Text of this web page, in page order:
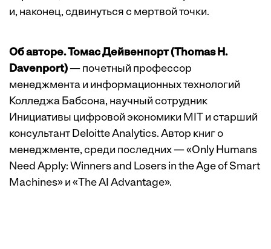
и, наконец, сдвинуться с мертвой точки.
Об авторе. Томас Дейвенпорт (Thomas H.
Davenport)— почетный профессор
менеджмента и информационных технологий
Колледжа Бабсона, научный сотрудник
Инициативы цифровой экономики MIT и старший
консультант Deloitte Analytics. Автор книг о
менеджменте, среди последних — «Only Humans
Need Apply: Winners and Losers in the Age of Smart
Machines» и «The AI Advantage».